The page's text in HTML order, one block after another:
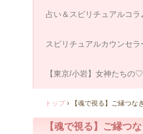
占い＆スピリチュアルコラ
スピリチュアルカウンセラ
【東京/小岩】女神たちの
トップ › 【魂で視る】ご縁つな
【魂で視る】ご縁つ